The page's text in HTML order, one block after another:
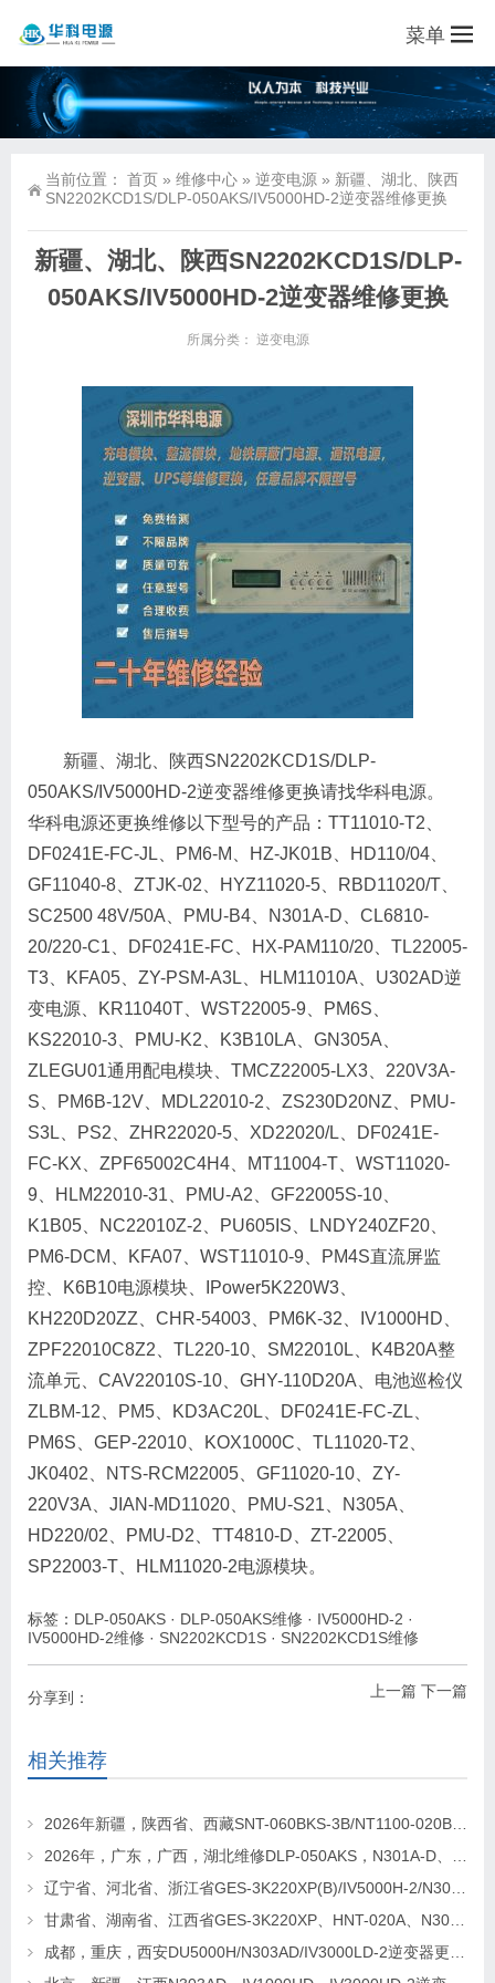
菜单
当前位置： 首页 » 维修中心 » 逆变电源 » 新疆、湖北、陕西
SN2202KCD1S/DLP-050AKS/IV5000HD-2逆变器维修更换
新疆、湖北、陕西SN2202KCD1S/DLP-
050AKS/IV5000HD-2逆变器维修更换
所属分类： 逆变电源
新疆、湖北、陕西SN2202KCD1S/DLP-
050AKS/IV5000HD-2逆变器维修更换请找华科电源。
华科电源还更换维修以下型号的产品：TT11010-T2、
DF0241E-FC-JL、PM6-M、HZ-JK01B、HD110/04、
GF11040-8、ZTJK-02、HYZ11020-5、RBD11020/T、
SC2500 48V/50A、PMU-B4、N301A-D、CL6810-
20/220-C1、DF0241E-FC、HX-PAM110/20、TL22005-
T3、KFA05、ZY-PSM-A3L、HLM11010A、U302AD逆
变电源、KR11040T、WST22005-9、PM6S、
KS22010-3、PMU-K2、K3B10LA、GN305A、
ZLEGU01通用配电模块、TMCZ22005-LX3、220V3A-
S、PM6B-12V、MDL22010-2、ZS230D20NZ、PMU-
S3L、PS2、ZHR22020-5、XD22020/L、DF0241E-
FC-KX、ZPF65002C4H4、MT11004-T、WST11020-
9、HLM22010-31、PMU-A2、GF22005S-10、
K1B05、NC22010Z-2、PU605IS、LNDY240ZF20、
PM6-DCM、KFA07、WST11010-9、PM4S直流屏监
控、K6B10电源模块、IPower5K220W3、
KH220D20ZZ、CHR-54003、PM6K-32、IV1000HD、
ZPF22010C8Z2、TL220-10、SM22010L、K4B20A整
流单元、CAV22010S-10、GHY-110D20A、电池巡检仪
ZLBM-12、PM5、KD3AC20L、DF0241E-FC-ZL、
PM6S、GEP-22010、KOX1000C、TL11020-T2、
JK0402、NTS-RCM22005、GF11020-10、ZY-
220V3A、JIAN-MD11020、PMU-S21、N305A、
HD220/02、PMU-D2、TT4810-D、ZT-22005、
SP22003-T、HLM11020-2电源模块。
标签： DLP-050AKS · DLP-050AKS维修 · IV5000HD-2 ·
IV5000HD-2维修 · SN2202KCD1S · SN2202KCD1S维修
上一篇 下一篇
分享到：
相关推荐
2026年新疆，陕西省、西藏SNT-060BKS-3B/NT1100-020BKS/N303A-D逆变器维修找华科电源
2026年，广东，广西，湖北维修DLP-050AKS，N301A-D、SNT-060BKS-3B逆变器
辽宁省、河北省、浙江省GES-3K220XP(B)/IV5000H-2/N303AD逆变电源更换及维修
甘肃省、湖南省、江西省GES-3K220XP、HNT-020A、N303AD逆变器更换及维修
成都，重庆，西安DU5000H/N303AD/IV3000LD-2逆变器更换维修